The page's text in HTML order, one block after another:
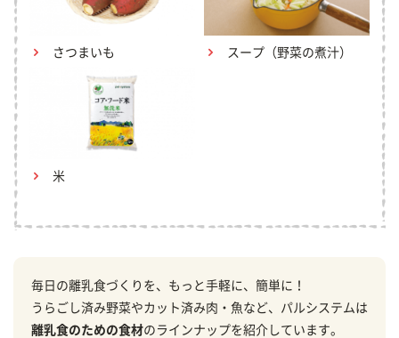
さつまいも スープ（野菜の煮汁）
米
毎日の離乳食づくりを、もっと手軽に、簡単に！
うらごし済み野菜やカット済み肉・魚など、パルシステムは
離乳食のための食材のラインナップを紹介しています。